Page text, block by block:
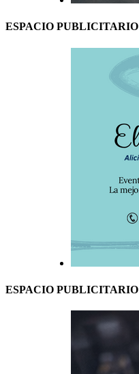
ESPACIO PUBLICITARIO
ESPACIO PUBLICITARIO